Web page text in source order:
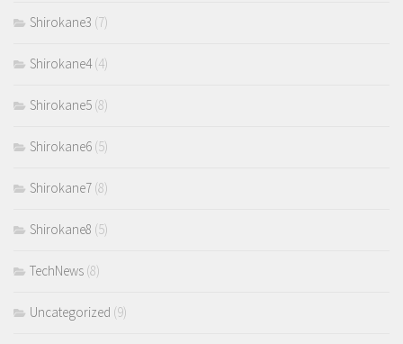
Shirokane3 (7)
Shirokane4(4)
Shirokane5 (8)
Shirokane6 (5)
Shirokane7 (8)
Shirokane8 (5)
TechNews (8)
Uncategorized (9)